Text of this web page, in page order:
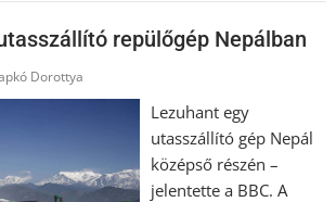
repülőgép Nepálban
Dorottya
Lezuhant egy
utasszállító gép Nepál
középső részén –
jelentette a BBC. A